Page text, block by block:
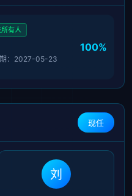
有人
：2027-05-23
100%
现任
刘